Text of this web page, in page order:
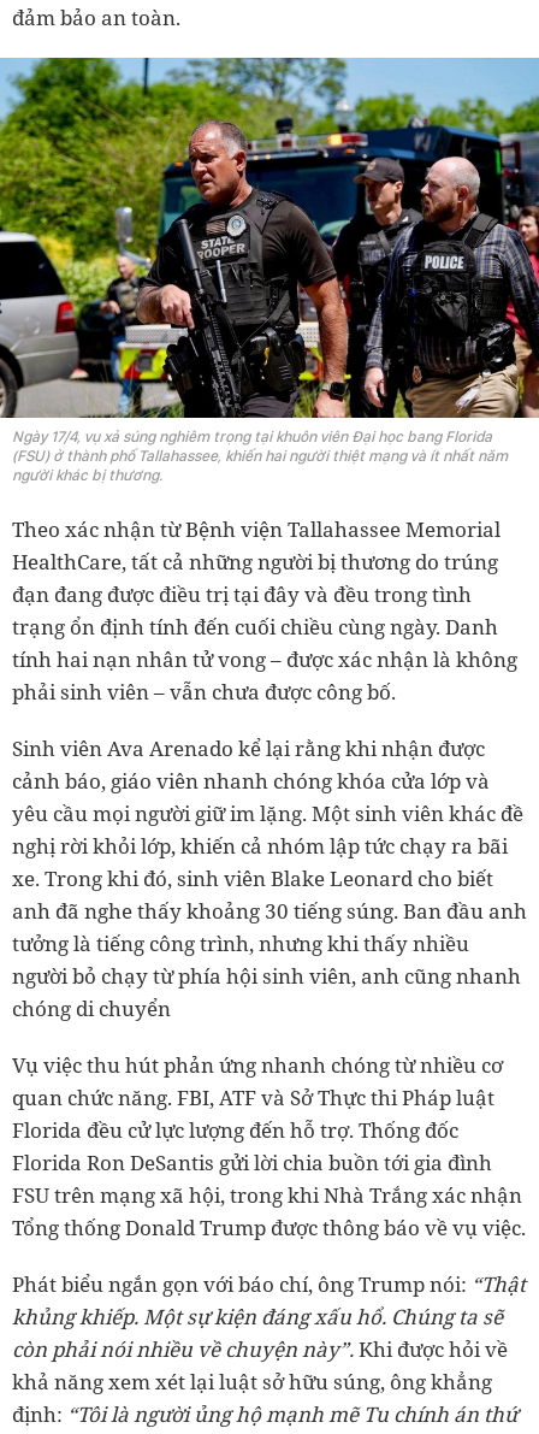
đảm bảo an toàn.
Ngày 17/4, vụ xả súng nghiêm trọng tại khuôn viên Đại học bang Florida
(FSU) ở thành phố Tallahassee, khiến hai người thiệt mạng và ít nhất năm
người khác bị thương.
Theo xác nhận từ Bệnh viện Tallahassee Memorial
HealthCare, tất cả những người bị thương do trúng
đạn đang được điều trị tại đây và đều trong tình
trạng ổn định tính đến cuối chiều cùng ngày. Danh
tính hai nạn nhân tử vong – được xác nhận là không
phải sinh viên – vẫn chưa được công bố.
Sinh viên Ava Arenado kể lại rằng khi nhận được
cảnh báo, giáo viên nhanh chóng khóa cửa lớp và
yêu cầu mọi người giữ im lặng. Một sinh viên khác đề
nghị rời khỏi lớp, khiến cả nhóm lập tức chạy ra bãi
xe. Trong khi đó, sinh viên Blake Leonard cho biết
anh đã nghe thấy khoảng 30 tiếng súng. Ban đầu anh
tưởng là tiếng công trình, nhưng khi thấy nhiều
người bỏ chạy từ phía hội sinh viên, anh cũng nhanh
chóng di chuyển
Vụ việc thu hút phản ứng nhanh chóng từ nhiều cơ
quan chức năng. FBI, ATF và Sở Thực thi Pháp luật
Florida đều cử lực lượng đến hỗ trợ. Thống đốc
Florida Ron DeSantis gửi lời chia buồn tới gia đình
FSU trên mạng xã hội, trong khi Nhà Trắng xác nhận
Tổng thống Donald Trump được thông báo về vụ việc.
Phát biểu ngắn gọn với báo chí, ông Trump nói: “Thật
khủng khiếp. Một sự kiện đáng xấu hổ. Chúng ta sẽ
còn phải nói nhiều về chuyện này”.Khi được hỏi về
khả năng xem xét lại luật sở hữu súng, ông khẳng
định: “Tôi là người ủng hộ mạnh mẽ Tu chính án thứ